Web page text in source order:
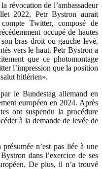
révocation de l’ambassadeur
2022, Petr Bystron aurait
Twitter, composé de
occupé de hautes
bras droit ou gauche levé,
vers le haut. Petr Bystron a
que ce photomontage
l’impression que la position
hitlérien».
le Bundestag allemand en
européen en 2024. Après
ont suspendu la procédure
à la demande de levée de
n’est pas liée à une
dans l’exercice de ses
De plus, il n’a trouvé